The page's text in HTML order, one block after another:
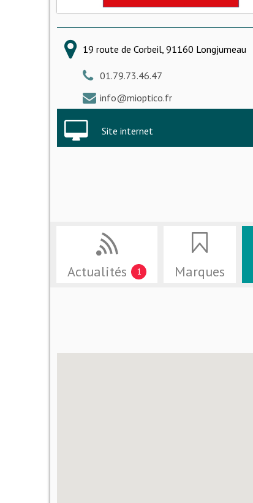
19 route de Corbeil, 91160 Longjumeau
01.79.73.46.47
info@mioptico.fr
Site internet
Actualités 1 Marques